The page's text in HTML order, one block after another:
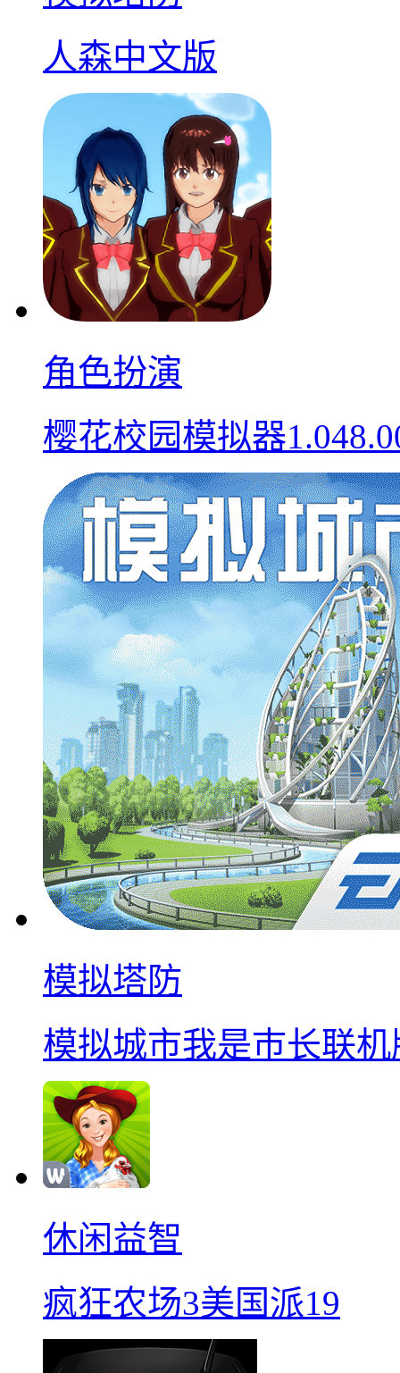
人森中文版
角色扮演
樱花校园模拟器
模拟塔防
模拟城市我是巿长联机
休闲益智
疯狂农场3美国派19